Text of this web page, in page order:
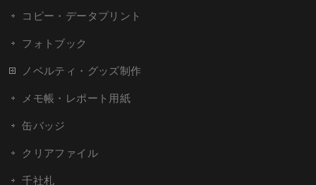
コピー・データプリント
フォトブック
ノベルティ・グッズ制作
メモ帳・レポート用紙
缶バッジ
クリアファイル
千社札